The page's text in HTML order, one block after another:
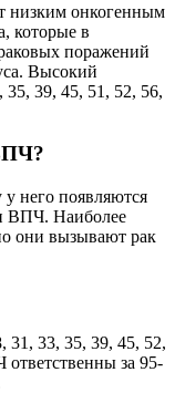
низким онкогенным
которые в
поражений
Высокий
39, 45, 51, 52, 56,
него появляются
ВПЧ. Наиболее
они вызывают рак
31, 33, 35, 39, 45, 52,
за 95-